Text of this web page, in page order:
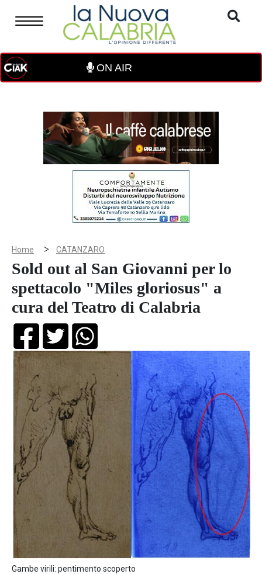
ON AIR
Home > CATANZARO
Sold out al San Giovanni per lo
spettacolo "Miles gloriosus" a
cura del Teatro di Calabria
Gambe virili: pentimento scoperto